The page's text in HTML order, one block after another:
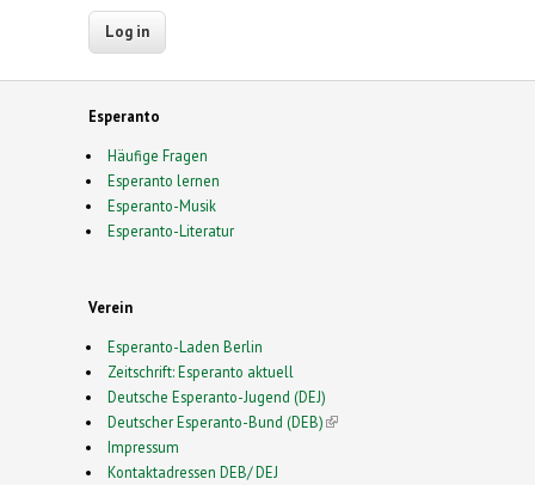
Esperanto
Häufige Fragen
Esperanto lernen
Esperanto-Musik
Esperanto-Literatur
Verein
Esperanto-Laden Berlin
Zeitschrift: Esperanto aktuell
Deutsche Esperanto-Jugend (DEJ)
Deutscher Esperanto-Bund (DEB)(link is external)
Impressum
Kontaktadressen DEB/ DEJ